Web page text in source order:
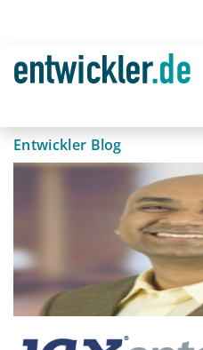
Entwickler Blog